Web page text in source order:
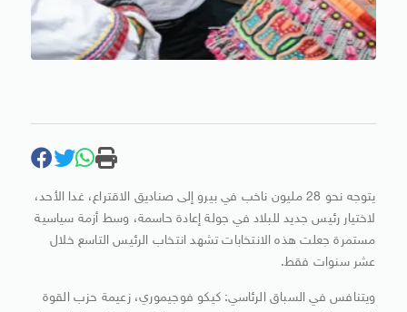
يتوجه نحو 28 مليون ناخب في بيرو إلى صناديق الاقتراع، غدا الأحد،
لاختيار رئيس جديد للبلاد في جولة إعادة حاسمة، وسط أزمة سياسية
مستمرة جعلت هذه الانتخابات تشهد انتخاب الرئيس التاسع خلال
عشر سنوات فقط.
ويتنافس في السباق الرئاسي: كيكو فوجيموري، زعيمة حزب القوة